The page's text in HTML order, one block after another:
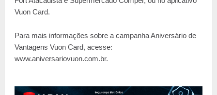
Vuon Card.
Para mais informações sobre a campanha Aniversário de
Vantagens Vuon Card, acesse:
www.aniversariovuon.com.br.